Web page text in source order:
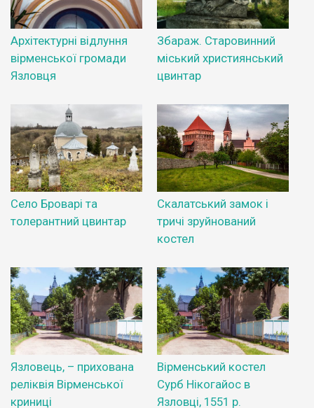
Архітектурні відлуння
вірменської громади
Язловця
Збараж. Старовинний
міський християнський
цвинтар
Село Броварі та
толерантний цвинтар
Скалатський замок і
тричі зруйнований
костел
Язловець, – прихована
реліквія Вірменської
криниці
Вірменський костел
Сурб Нікогайос в
Язловці, 1551 р.